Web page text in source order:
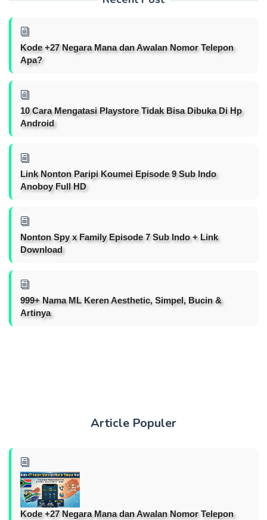
Kode +27 Negara Mana dan Awalan Nomor Telepon
Apa?
10 Cara Mengatasi Playstore Tidak Bisa Dibuka Di Hp
Android
Link Nonton Paripi Koumei Episode 9 Sub Indo
Anoboy Full HD
Nonton Spy x Family Episode 7 Sub Indo + Link
Download
999+ Nama ML Keren Aesthetic, Simpel, Bucin &
Artinya
Article Populer
Kode +27 Negara Mana dan Awalan Nomor Telepon